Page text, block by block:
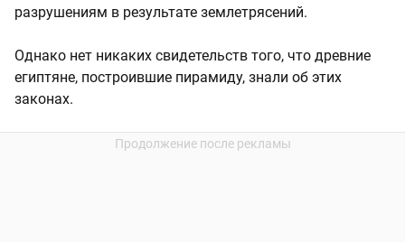
разрушениям в результате землетрясений.
Однако нет никаких свидетельств того, что древние
египтяне, построившие пирамиду, знали об этих
законах.